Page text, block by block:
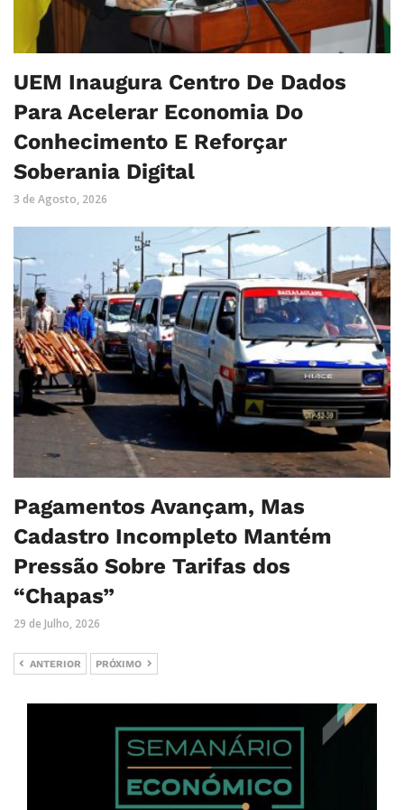
UEM Inaugura Centro De Dados
Para Acelerar Economia Do
Conhecimento E Reforçar
Soberania Digital
3 de Agosto, 2026
Pagamentos Avançam, Mas
Cadastro Incompleto Mantém
Pressão Sobre Tarifas dos
“Chapas”
29 de Julho, 2026
ANTERIOR PRÓXIMO